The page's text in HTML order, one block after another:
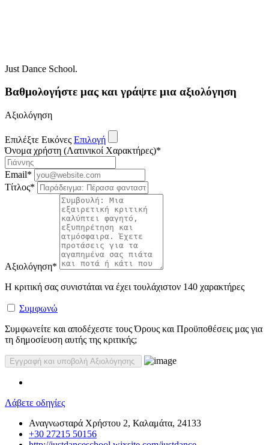
Just Dance School.
Βαθμολογήστε μας και γράψτε μια αξιολόγηση
Αξιολόγηση
Επιλέξτε Εικόνες Επιλογή
Όνομα χρήστη (Λατινικοί Χαρακτήρες)*
Email*
Τίτλος*
Αξιολόγηση*
Η κριτική σας συνιστάται να έχει τουλάχιστον 140 χαρακτήρες
Συμφωνώ
Συμφωνείτε και αποδέχεστε τους Όρους και Προϋποθέσεις μας για
τη δημοσίευση αυτής της κριτικής;
Λάβετε οδηγίες
Αναγνωσταρά Χρήστου 2, Καλαμάτα, 24133
+30 27215 50156